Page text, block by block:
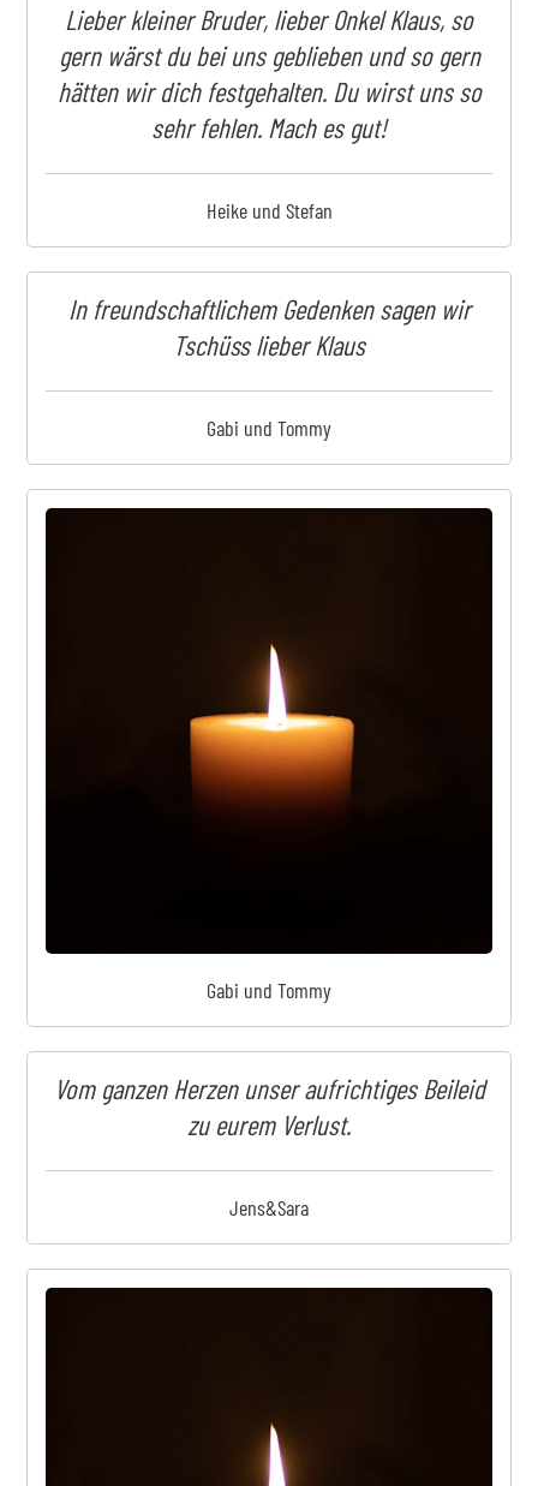
Lieber kleiner Bruder, lieber Onkel Klaus, so
gern wärst du bei uns geblieben und so gern
hätten wir dich festgehalten. Du wirst uns so
sehr fehlen. Mach es gut!
Heike und Stefan
In freundschaftlichem Gedenken sagen wir
Tschüss lieber Klaus
Gabi und Tommy
Gabi und Tommy
Vom ganzen Herzen unser aufrichtiges Beileid
zu eurem Verlust.
Jens&Sara